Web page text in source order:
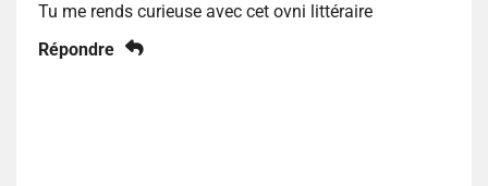
Tu me rends curieuse avec cet ovni littéraire
Répondre